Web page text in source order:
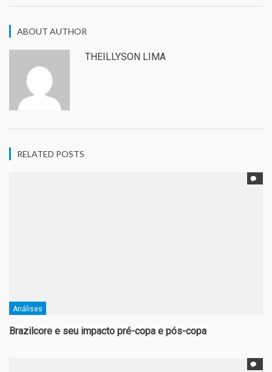
ABOUT AUTHOR
THEILLYSON LIMA
RELATED POSTS
Análises
Brazilcore e seu impacto pré-copa e pós-copa